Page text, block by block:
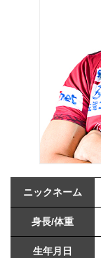
ニックネーム
身長/体重
生年月日